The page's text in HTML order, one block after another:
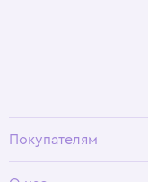
Покупателям